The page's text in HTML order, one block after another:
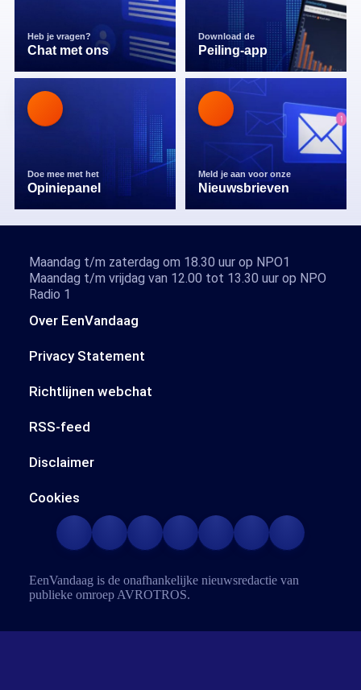
Heb je vragen?
Chat met ons
Download de
Peiling-app
Doe mee met het
Opiniepanel
Meld je aan voor onze
Nieuwsbrieven
Over EenVandaag
Privacy Statement
Richtlijnen webchat
RSS-feed
Disclaimer
Cookies
Maandag t/m zaterdag om 18.30 uur op NPO1
Maandag t/m vrijdag van 12.00 tot 13.30 uur op NPO
Radio 1
EenVandaag is de onafhankelijke nieuwsredactie van
publieke omroep AVROTROS.